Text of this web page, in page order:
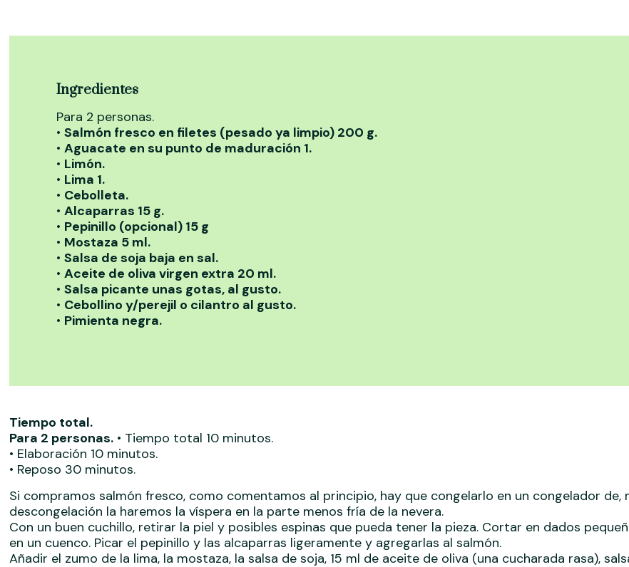
Ingredientes
Para 2 personas.
•Salmón fresco en filetes (pesado ya limpio) 200 g.
•Aguacate en su punto de maduración 1.
• Limón.
• Lima 1.
• Cebolleta.
•Alcaparras 15 g.
• Pepinillo (opcional) 15 g
• Mostaza 5 ml.
•Salsa de soja baja en sal.
•Aceite de oliva virgen extra 20 ml.
•Salsa picante unas gotas, al gusto.
• Cebollino y/perejil o cilantro al gusto.
• Pimienta negra.
Tiempo total.
Para 2 personas. • Tiempo total 10 minutos.
• Elaboración 10 minutos.
• Reposo 30 minutos.
Si compramos salmón fresco, como comentamos al principio, hay que congelarlo en un congelador
descongelación la haremos la víspera en la parte menos fría de la nevera.
Con un buen cuchillo, retirar la piel y posibles espinas que pueda tener la pieza. Cortar en dados
en un cuenco. Picar el pepinillo y las alcaparras ligeramente y agregarlas al salmón.
Añadir el zumo de la lima, la mostaza, la salsa de soja, 15 ml de aceite de oliva (una cucharada rasa),